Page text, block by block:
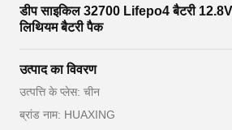
डीप साइकिल 32700 Lifepo4 बैटरी 12.8V
लिथियम बैटरी पैक
उत्पाद का विवरण
उत्पत्ति के प्लेस: चीन
ब्रांड नाम: HUAXING